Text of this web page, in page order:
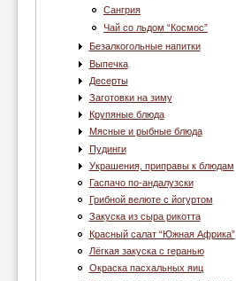
Сангрия
Чай со льдом “Космос”
Безалкогольные напитки
Выпечка
Десерты
Заготовки на зиму
Крупяные блюда
Мясные и рыбные блюда
Пудинги
Украшения, приправы к блюдам
Гаспачо по-андалузски
Грибной велюте с йогуртом
Закуска из сыра рикотта
Красный салат “Южная Африка”
Лёгкая закуска с геранью
Окраска пасхальных яиц